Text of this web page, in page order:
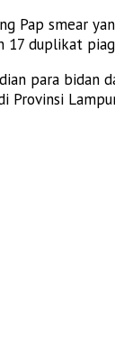
Pap smear
duplikat
para